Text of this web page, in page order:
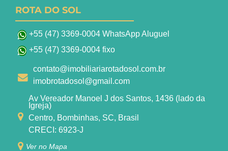
ROTA DO SOL
+55 (47) 3369-0004 WhatsApp Aluguel
+55 (47) 3369-0004 fixo
contato@imobiliariarotadosol.com.br
imobrotadosol@gmail.com
Av Vereador Manoel J dos Santos, 1436 (lado da
Igreja)
Centro, Bombinhas, SC, Brasil
CRECI: 6923-J
Ver no Mapa